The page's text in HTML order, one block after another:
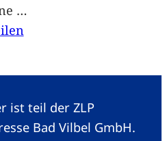
…
ist teil der ZLP
Bad Vilbel GmbH.